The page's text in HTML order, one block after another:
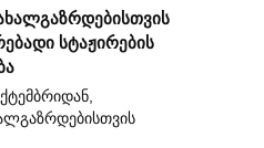
სტაჟირების